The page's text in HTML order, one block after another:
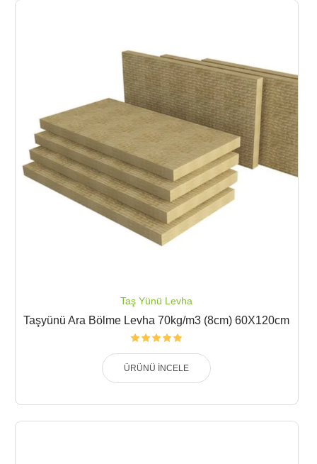
Taş Yünü Levha
Taşyünü Ara Bölme Levha 70kg/m3 (8cm) 60X120cm
ÜRÜNÜ İNCELE